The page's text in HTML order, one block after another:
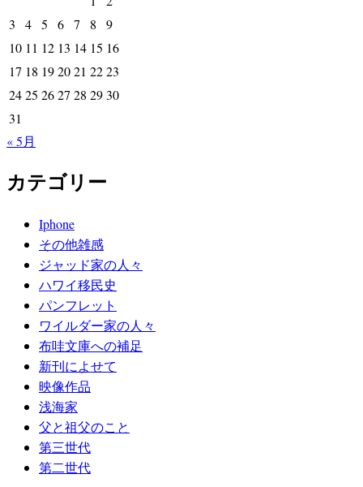
3
4 5 6 7 8
9
10 11 12 13 14 15 16
17 18 192021 2223
2425 2627 28 2930
31
« 5月
カテゴリー
Iphone
その他雑感
ジャッド家の人々
ハワイ移民史
パンフレット
ワイルダー家の人々
布哇文庫への補足
新刊によせて
映像作品
浅海家
父と祖父のこと
第三世代
第二世代